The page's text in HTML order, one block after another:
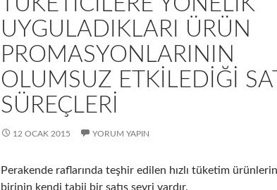
UYGULADIKLARI ÜRÜN
PROMASYONLARININ
OLUMSUZ ETKILEDIĞI
SÜREÇLERI
12 OCAK 2015 YORUM YAPIN
Perakende raflarında teşhir edilen hızlı tüketim
birinin kendi tabii bir satış seyri vardır.